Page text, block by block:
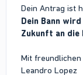
Dein Antrag ist
Dein Bann
Zukunft an die
Mit freundlichen
Leandro Lopez